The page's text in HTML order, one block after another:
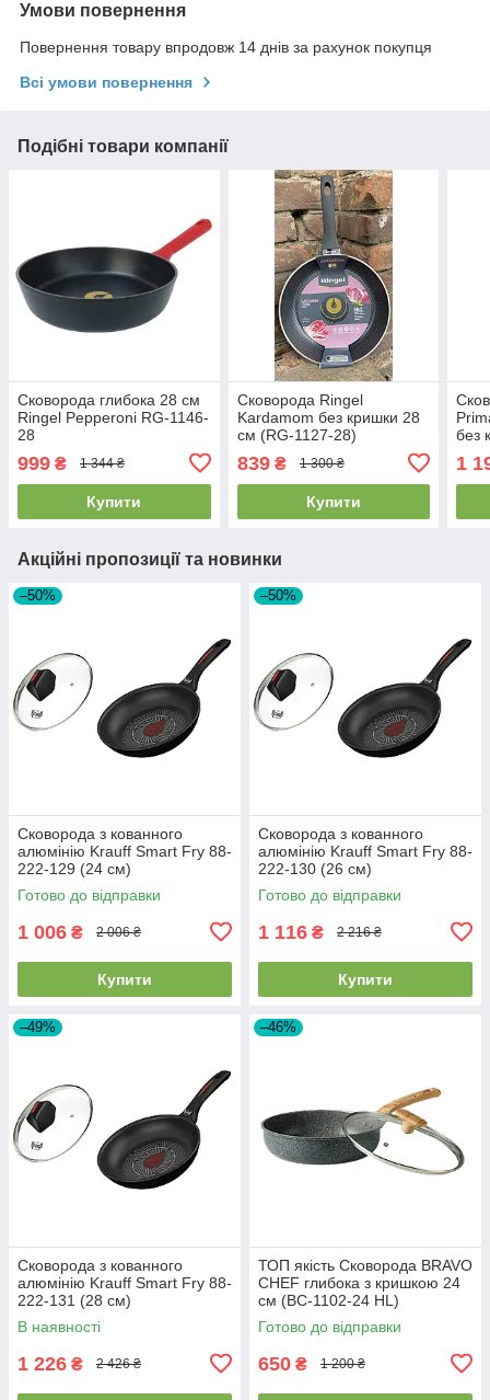
Умови повернення
Повернення товару впродовж 14 днів за рахунок покупця
Всі умови повернення
Подібні товари компанії
Сковорода глибока 28 см
Ringel Pepperoni RG-1146-
28
999 ₴ 1 344 ₴
Купити
Сковорода Ringel
Kardamom без кришки 28
см (RG-1127-28)
839₴ 1 300 ₴
Купити
без
1
Акційні пропозиції та новинки
–50%
Сковорода з кованного
алюмінію Krauff Smart Fry 88-
222-129 (24 см)
Готово до відправки
1 006 ₴ 2 006 ₴
Купити
–50%
Сковорода з кованного
алюмінію Krauff Smart Fry 88-
222-130 (26 см)
Готово до відправки
1 116 ₴ 2 216 ₴
Купити
–49%
Сковорода з кованного
алюмінію Krauff Smart Fry 88-
222-131 (28 см)
В наявності
1 226 ₴ 2 426 ₴
–46%
ТОП якість Сковорода BRAVO
CHEF глибока з кришкою 24
см (BC-1102-24 HL)
Готово до відправки
650 ₴ 1 200 ₴